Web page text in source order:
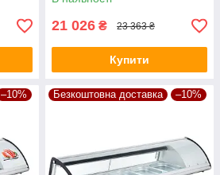
21 026 ₴ 23 363 ₴
Купити
–10% Безкоштовна доставка –10%